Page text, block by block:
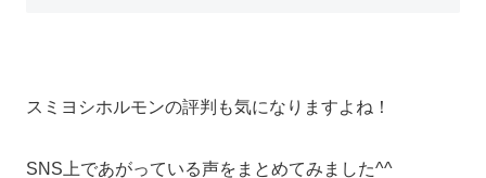
スミヨシホルモンの評判も気になりますよね！
SNS上であがっている声をまとめてみました^^